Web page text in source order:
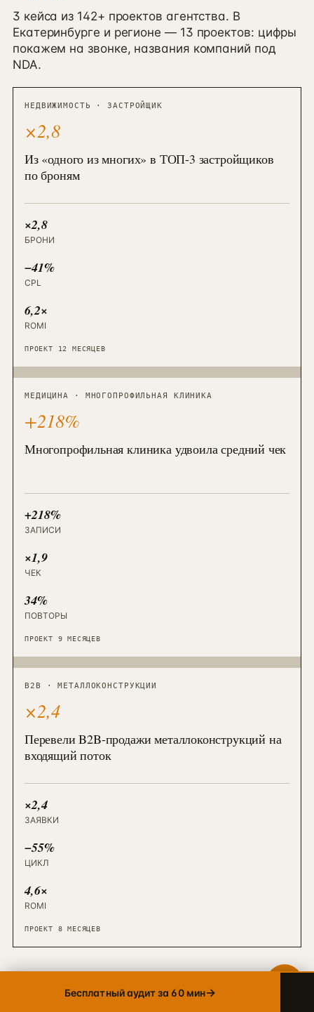
3 кейса из 142+ проектов агентства. В
Екатеринбурге и регионе — 13 проектов: цифры
покажем на звонке, названия компаний под
NDA.
НЕДВИЖИМОСТЬ · ЗАСТРОЙЩИК
×2,8
Из «одного из многих» в ТОП-3 застройщиков
по броням
×2,8
БРОНИ
−41%
CPL
6,2×
ROMI
ПРОЕКТ 12 МЕСЯЦЕВ
МЕДИЦИНА · МНОГОПРОФИЛЬНАЯ КЛИНИКА
+218%
Многопрофильная клиника удвоила средний чек
+218%
ЗАПИСИ
×1,9
ЧЕК
34%
ПОВТОРЫ
ПРОЕКТ 9 МЕСЯЦЕВ
B2B · МЕТАЛЛОКОНСТРУКЦИИ
×2,4
Перевели B2B-продажи металлоконструкций на
входящий поток
×2,4
ЗАЯВКИ
−55%
ЦИКЛ
4,6×
ROMI
ПРОЕКТ 8 МЕСЯЦЕВ
Telegram →
WhatsApp →
Бесплатный аудит за 60 мин→